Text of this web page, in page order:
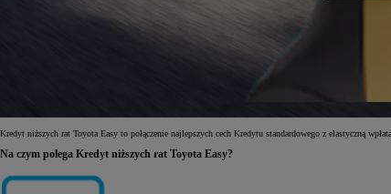
Kredyt niższych rat Toyota Easy to połączenie najlepszych cech Kredytu standardowego z elastyczną
Na czym polega Kredyt niższych rat Toyota Easy?